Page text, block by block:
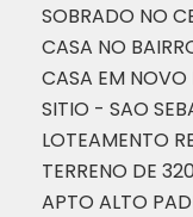
SOBRADO NO
CASA NO
CASA EM NOVO
SITIO - SAO
LOTEAMENTO
TERRENO DE
APTO ALTO